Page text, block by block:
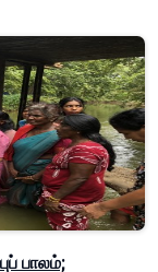
பாலம்;